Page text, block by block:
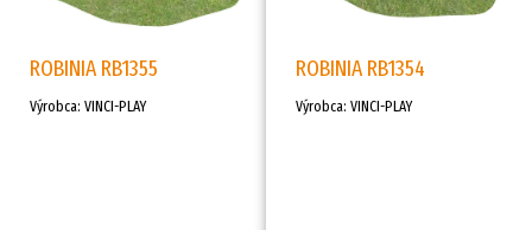
ROBINIA RB1355
Výrobca: VINCI-PLAY
ROBINIA RB1354
Výrobca: VINCI-PLAY